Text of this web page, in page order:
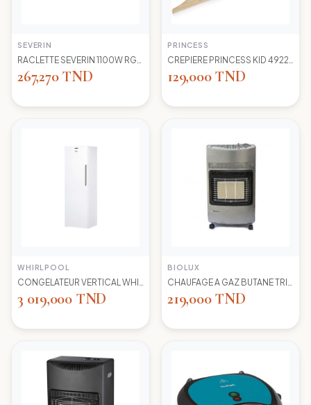
SEVERIN
267,270 TND
PRINCESS
129,000 TND
WHIRLPOOL
3 019,000 TND
BIOLUX
219,000 TND